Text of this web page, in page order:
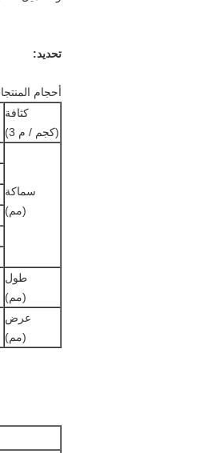
تحديد:
أحجام
كثافة
(كجم / م 3)
سماكة
(مم)
طول
(مم)
عرض
(مم)